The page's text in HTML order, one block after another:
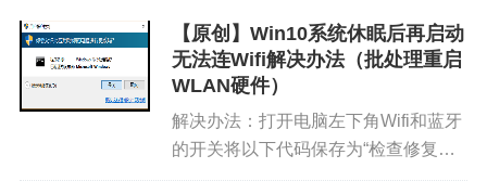
【原创】Win10系统休眠后再启动
无法连Wifi解决办法（批处理重启
WLAN硬件）
解决办法：打开电脑左下角Wifi和蓝牙
的开关将以下代码保存为“检查修复网
络.bat文件”,双击运行，会出现一个管